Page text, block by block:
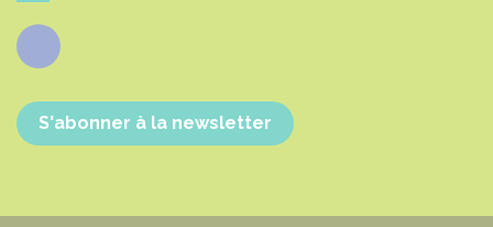
Facebook
S'abonner à la newsletter